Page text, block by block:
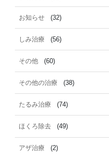
お知らせ (32)
しみ治療 (56)
その他 (60)
その他の治療 (38)
たるみ治療 (74)
ほくろ除去 (49)
アザ治療 (2)